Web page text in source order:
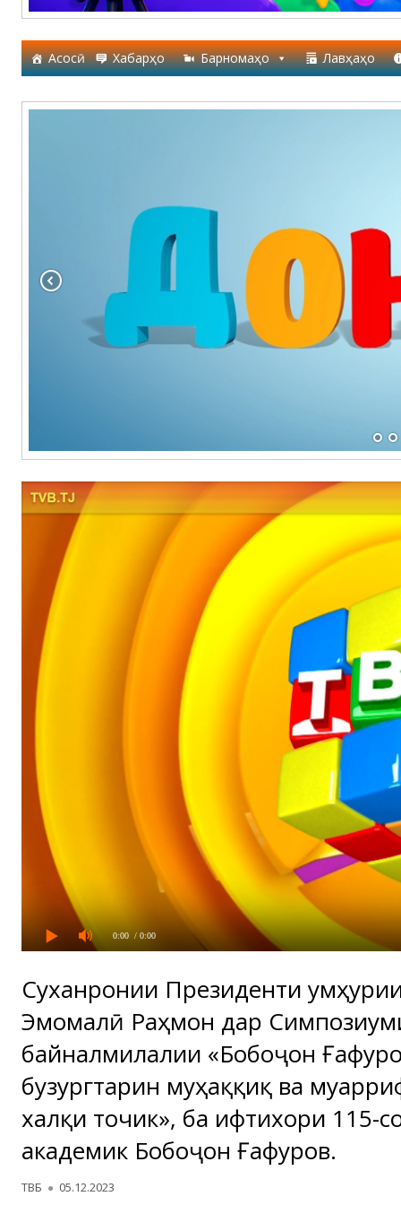
Асосӣ Хабарҳо Барномаҳо Лавҳаҳо
0:00 / 0:00
Суханронии Президенти
Эмомалӣ Раҳмон дар
байналмилалии «Бобоҷон
бузургтарин муҳаққиқ ва
халқи точик», ба ифтихори 115-
академик Бобоҷон Ғафуров.
Автор
ТВБ Опубликовано
05.12.2023